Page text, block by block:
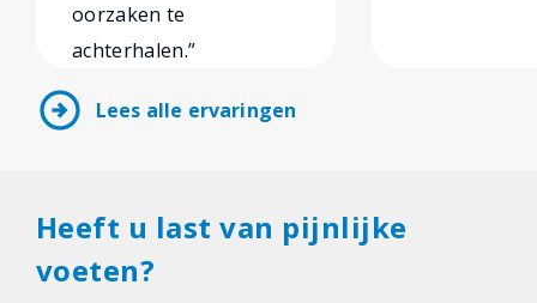
oorzaken te
achterhalen.”
arrow_circle_right Lees alle ervaringen
Heeft u last van pijnlijke
voeten?